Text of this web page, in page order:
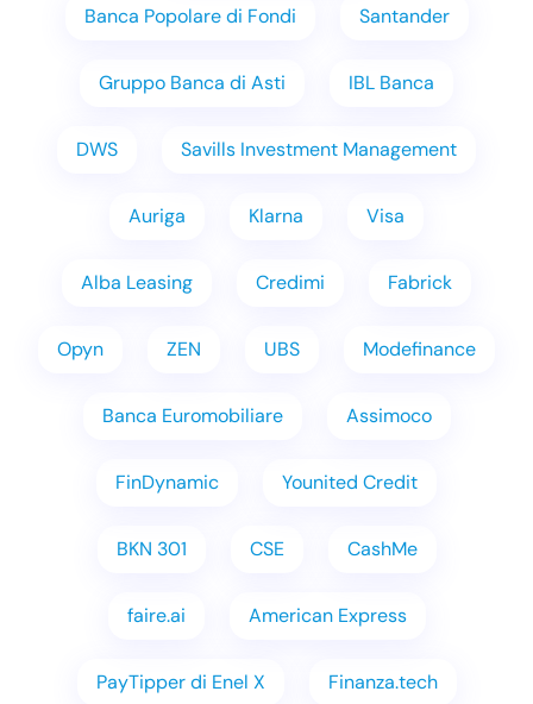
Banca Popolare di Fondi Santander
Gruppo Banca di Asti IBL Banca
DWS Savills Investment Management
Auriga Klarna Visa
Alba Leasing Credimi Fabrick
Opyn ZEN UBS Modefinance
Banca Euromobiliare Assimoco
FinDynamic Younited Credit
BKN 301 CSE CashMe
faire.ai American Express
PayTipper di Enel X Finanza.tech